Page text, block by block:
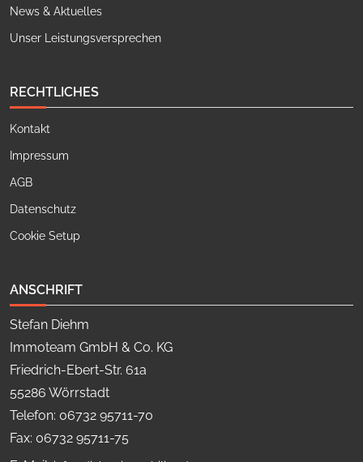
News & Aktuelles
Unser Leistungsversprechen
RECHTLICHES
Kontakt
Impressum
AGB
Datenschutz
Cookie Setup
ANSCHRIFT
Stefan Diehm
Immoteam GmbH & Co. KG
Friedrich-Ebert-Str. 61a
55286 Wörrstadt
Telefon: 06732 95711-70
Fax: 06732 95711-75